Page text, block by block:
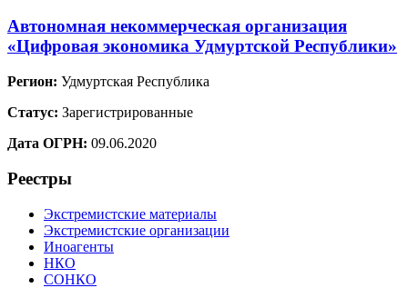
Автономная некоммерческая организация
«Цифровая экономика Удмуртской Республики»
Регион: Удмуртская Республика
Статус: Зарегистрированные
Дата ОГРН: 09.06.2020
Реестры
Экстремистские материалы
Экстремистские организации
Иноагенты
НКО
СОНКО